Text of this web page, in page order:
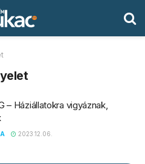
– Háziállatokra vigyáznak,
2023.12.06.